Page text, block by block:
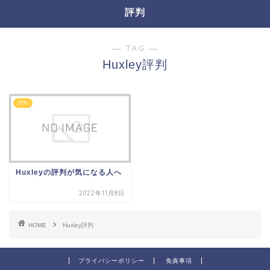
評判
― TAG ―
Huxley評判
評判
Huxleyの評判が気になる人へ
2022年11月8日
HOME Huxley評判
プライバシーポリシー 免責事項